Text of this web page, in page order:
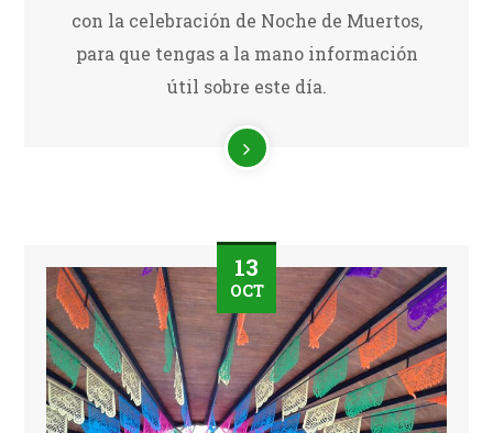
con la celebración de Noche de Muertos,
para que tengas a la mano información
útil sobre este día.
13
OCT